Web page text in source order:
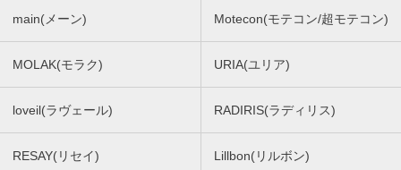
main(メーン) Motecon(モテコン/超モテコン)
MOLAK(モラク) URIA(ユリア)
loveil(ラヴェール) RADIRIS(ラディリス)
RESAY(リセイ) Lillbon(リルボン)